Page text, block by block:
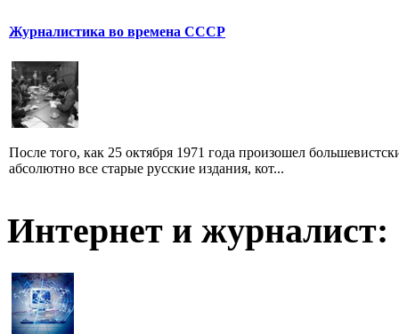
Журналистика во времена СССР
После того, как 25 октября 1971 года произошел
абсолютно все старые русские издания, кот...
Интернет и журналист: